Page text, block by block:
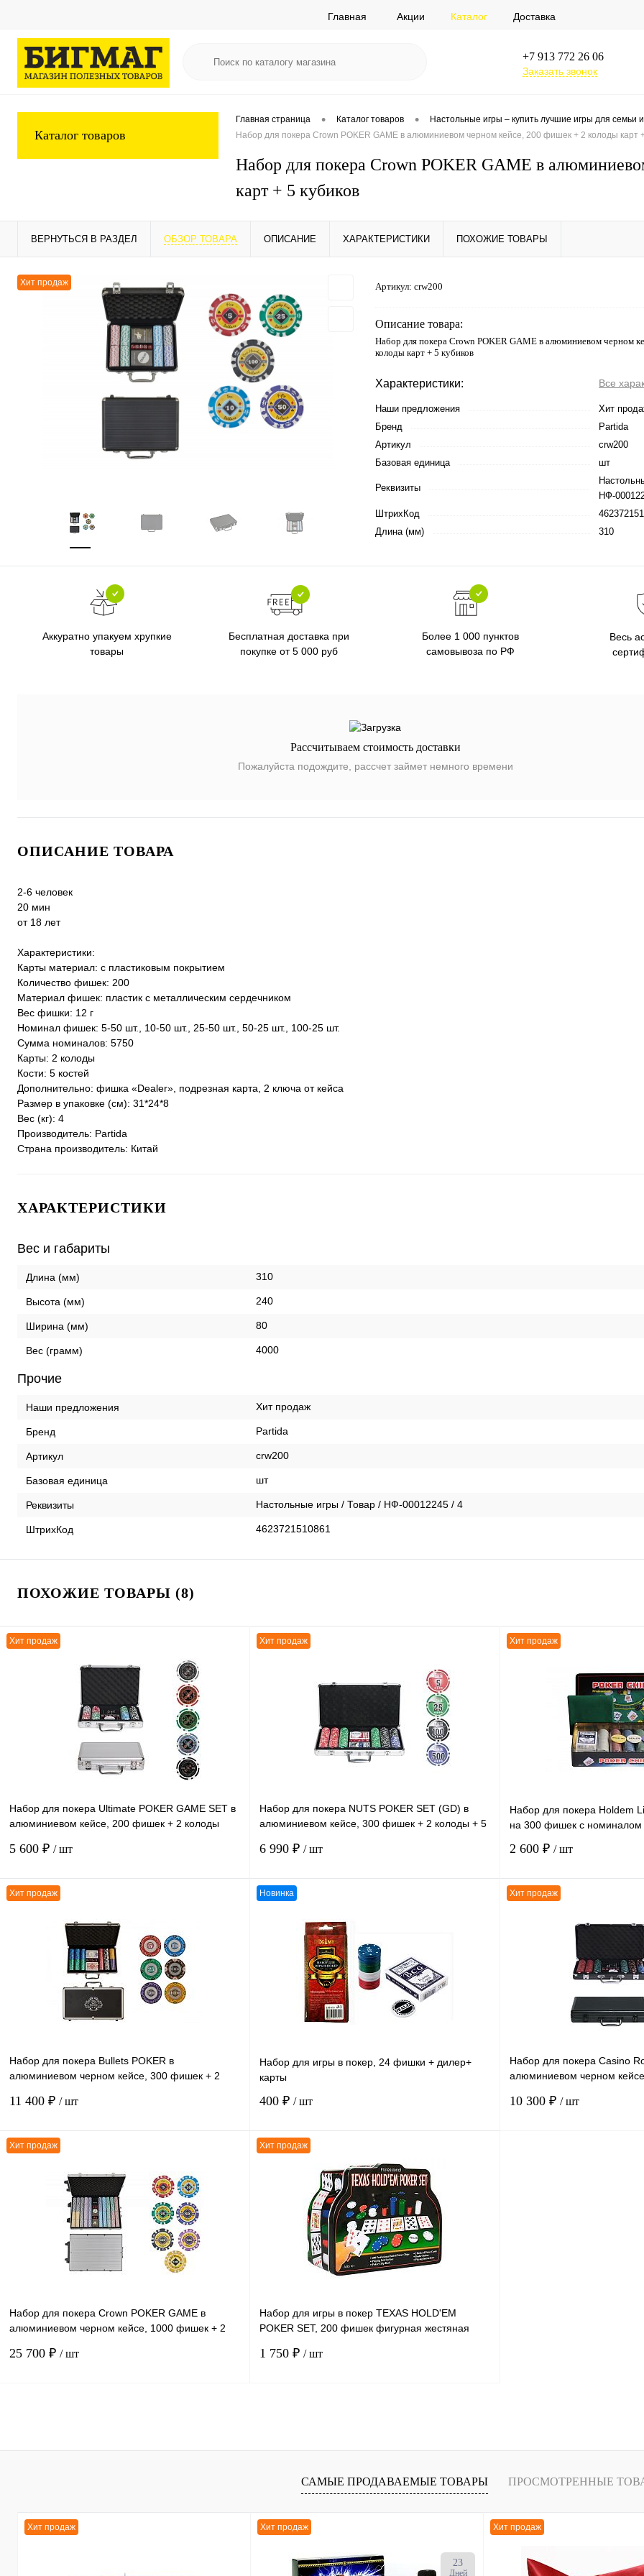
Главная Акции Каталог Доставка
+7 913 772 26 06
Заказать звонок
Каталог товаров
Главная страница • Каталог товаров • Настольные игры – купить лучшие игры для семьи
Набор для покера Crown POKER GAME в алюминиевом черном кейсе, 200 фишек + 2 колоды карт
Набор для покера Crown POKER GAME в
карт + 5 кубиков
ВЕРНУТЬСЯ В РАЗДЕЛ ОБЗОР ТОВАРА ОПИСАНИЕ ХАРАКТЕРИСТИКИ ПОХОЖИЕ ТОВАРЫ
Хит продаж Артикул: crw200
Описание товара:
Набор для покера Crown POKER GAME в алюминиевом черном
колоды карт + 5 кубиков
Характеристики: Все
Наши предложения
Хит
Бренд
Partida
Артикул
crw200
Базовая единица
шт
Реквизиты
НФ-
ШтрихКод
Длина (мм)
310
Аккуратно упакуем хрупкие
товары
Бесплатная доставка при
покупке от 5 000 руб
Более 1 000 пунктов
самовывоза по РФ
Весь
Рассчитываем стоимость доставки
Пожалуйста подождите, рассчет займет немного времени
ОПИСАНИЕ ТОВАРА
2-6 человек
20 мин
от 18 лет
Характеристики:
Карты материал: с пластиковым покрытием
Количество фишек: 200
Материал фишек: пластик с металлическим сердечником
Вес фишки: 12 г
Номинал фишек: 5-50 шт., 10-50 шт., 25-50 шт., 50-25 шт., 100-25 шт.
Сумма номиналов: 5750
Карты: 2 колоды
Кости: 5 костей
Дополнительно: фишка «Dealer», подрезная карта, 2 ключа от кейса
Размер в упаковке (см): 31*24*8
Вес (кг): 4
Производитель: Partida
Страна производитель: Китай
ХАРАКТЕРИСТИКИ
Вес и габариты
Длина (мм) 310
Высота (мм) 240
Ширина (мм) 80
Вес (грамм) 4000
Прочие
Наши предложения Хит продаж
Бренд Partida
Артикул crw200
Базовая единица шт
Реквизиты Настольные игры / Товар / НФ-00012245 / 4
ШтрихКод 4623721510861
ПОХОЖИЕ ТОВАРЫ (8)
Хит продаж
Набор для покера Ultimate POKER GAME SET в
алюминиевом кейсе, 200 фишек + 2 колоды
5 600 ₽ / шт
К сравнению
В избранное
наличии
Хит продаж
Набор для покера NUTS POKER SET (GD) в
алюминиевом кейсе, 300 фишек + 2 колоды + 5
6 990 ₽ / шт
К сравнению
В избранное
наличии
Хит продаж
Набор для покера Holdem
на 300 фишек с номиналом
2 600 ₽ / шт
Хит продаж
Набор для покера Bullets POKER в
алюминиевом черном кейсе, 300 фишек + 2
11 400 ₽ / шт
В избранное
наличии
Новинка
Набор для игры в покер, 24 фишки + дилер+
карты
400 ₽ / шт
К сравнению
В избранное
наличии
Хит продаж
Набор для покера Casino
алюминиевом черном
10 300 ₽ / шт
Хит продаж
Набор для покера Crown POKER GAME в
алюминиевом черном кейсе, 1000 фишек + 2
25 700 ₽ / шт
К сравнению
Хит продаж
Набор для игры в покер TEXAS HOLD'EM
POKER SET, 200 фишек фигурная жестяная
1 750 ₽ / шт
К сравнению
САМЫЕ ПРОДАВАЕМЫЕ ТОВАРЫ ПРОСМОТРЕННЫЕ
Хит продаж Хит продаж
23
Дней
Хит продаж